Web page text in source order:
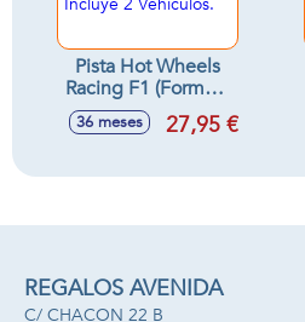
Pista Hot Wheels
Racing F1 (Formula
uno) Reto De La
Parrilla De Salida.
36 meses 27,95 €
REGALOS AVENIDA
C/ CHACON 22 B